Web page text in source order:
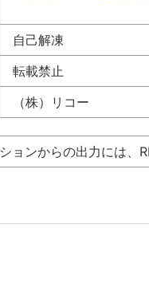
自己解凍
転載禁止
（株）リコー
ョンからの出力には、